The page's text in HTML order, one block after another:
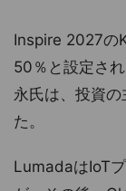
Inspire 2027の
50％と設定さ
永氏は、投資
た。
LumadaはIoT